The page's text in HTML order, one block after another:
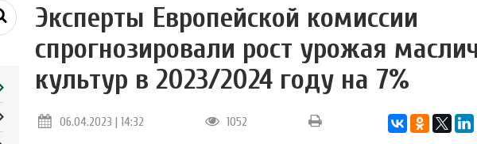
Эксперты Европейской комиссии
спрогнозировали рост урожая
культур в 2023/2024 году на 7%
06.04.2023 | 14:32 1052